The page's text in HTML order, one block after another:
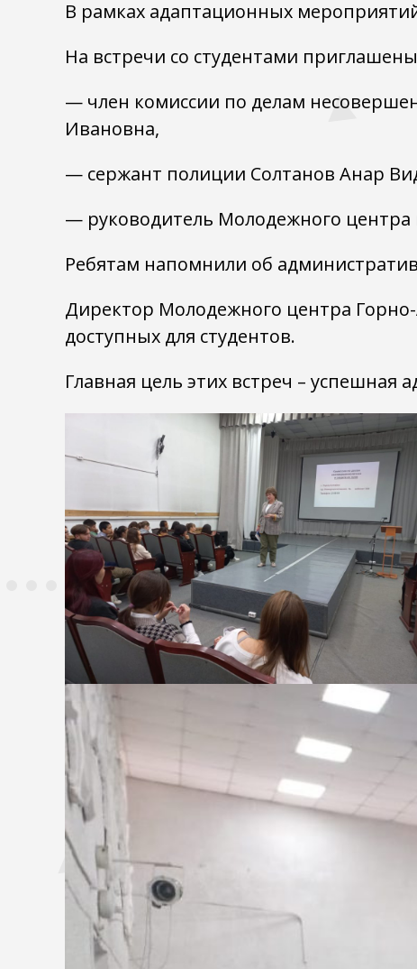
В рамках адаптационных
На встречи со студентами
— член комиссии по делам
Ивановна,
— сержант полиции Солтанов Анар
— руководитель Молодежного центра
Ребятам напомнили об
Директор Молодежного центра Горно-
доступных для студентов.
Главная цель этих встреч – успешная